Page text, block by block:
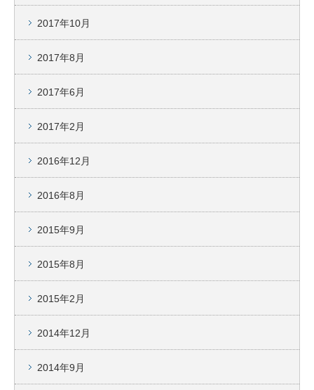
2017年10月
2017年8月
2017年6月
2017年2月
2016年12月
2016年8月
2015年9月
2015年8月
2015年2月
2014年12月
2014年9月